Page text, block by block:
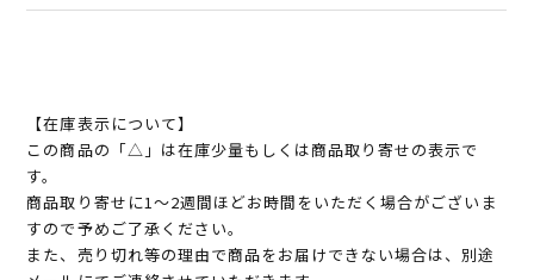
【在庫表示について】
この商品の「△」は在庫少量もしくは商品取り寄せの表示で
す。
商品取り寄せに1～2週間ほどお時間をいただく場合がございま
すので予めご了承ください。
また、売り切れ等の理由で商品をお届けできない場合は、別途